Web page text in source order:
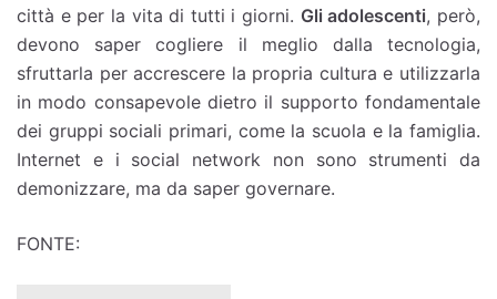
città e per la vita di tutti i giorni. Gli adolescenti, però,
devono saper cogliere il meglio dalla tecnologia,
sfruttarla per accrescere la propria cultura e utilizzarla
in modo consapevole dietro il supporto fondamentale
dei gruppi sociali primari, come la scuola e la famiglia.
Internet e i social network non sono strumenti da
demonizzare, ma da saper governare.
FONTE: